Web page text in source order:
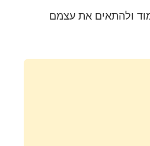
ולהתאים את עצמם